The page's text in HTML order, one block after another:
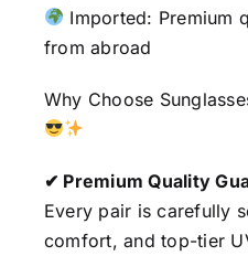
Imported: Premium
from abroad
Why Choose
✔ Premium Quality
Every pair is carefully
comfort, and top-tier